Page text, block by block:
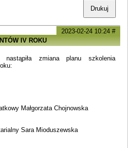
Drukuj
2023-02-24 10:24 #
IV ROKU
nastąpiła zmiana planu szkolenia
Małgorzata Chojnowska
Sara Mioduszewska